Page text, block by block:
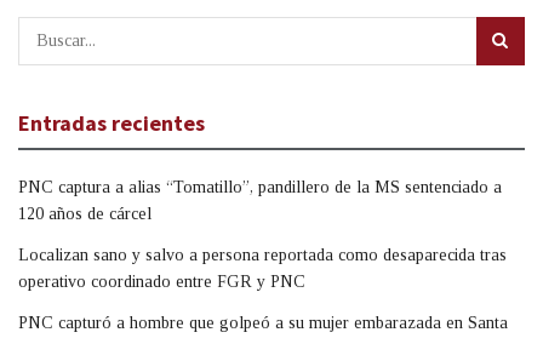
Entradas recientes
PNC captura a alias “Tomatillo”, pandillero de la MS sentenciado a
120 años de cárcel
Localizan sano y salvo a persona reportada como desaparecida tras
operativo coordinado entre FGR y PNC
PNC capturó a hombre que golpeó a su mujer embarazada en Santa